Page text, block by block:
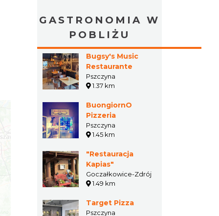
GASTRONOMIA W
POBLIŻU
Bugsy's Music
Restaurante
Pszczyna
1.37 km
BuongiornO
Pizzeria
Pszczyna
1.45 km
"Restauracja
Kapias"
Goczałkowice-Zdrój
1.49 km
Target Pizza
Pszczyna